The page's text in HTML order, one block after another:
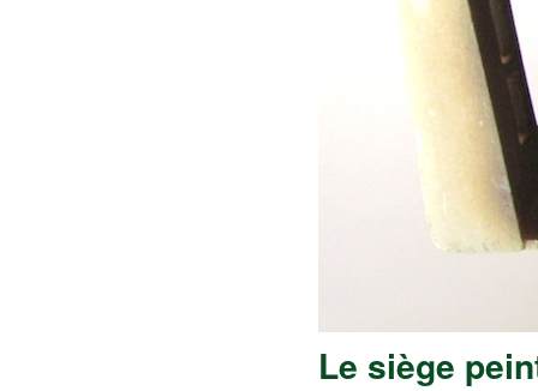
Le siège